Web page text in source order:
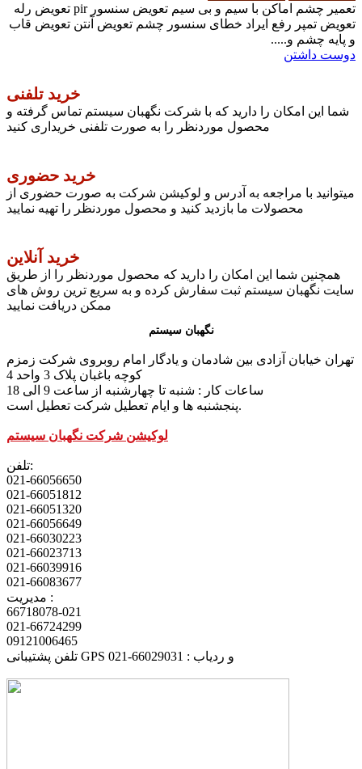
تعمیر چشم اماکن با سیم و بی سیم تعویض سنسور pir تعویض رله
تعویض تمپر رفع ایراد خطای سنسور چشم تعویض آنتن تعویض قاب
و پایه چشم و.....
دوست داشتن
خرید تلفنی
شما این امکان را دارید که با شرکت نگهبان سیستم تماس گرفته و
محصول موردنظر را به صورت تلفنی خریداری کنید
خرید حضوری
میتوانید با مراجعه به آدرس و لوکیشن شرکت به صورت حضوری از
محصولات ما بازدید کنید و محصول موردنظر را تهیه نمایید
خرید آنلاین
همچنین شما این امکان را دارید که محصول موردنظر را از طریق
سایت نگهبان سیستم ثبت سفارش کرده و به سریع ترین روش های
ممکن دریافت نمایید
نگهبان سیستم
تهران خیابان آزادی بین شادمان و یادگار امام روبروی شرکت زمزم
کوچه باغبان پلاک 3 واحد 4
پنجشنبه ها و ایام تعطیل شرکت تعطیل است.
لوکیشن شرکت نگهبان سیستم
تلفن:
021-66056650
021-66051812
021-66051320
021-66056649
021-66030223
021-66023713
021-66039916
021-66083677
مدیریت :
66718078-021
021-66724299
09121006465
تلفن پشتیبانی GPS و ردیاب : 66029031-021